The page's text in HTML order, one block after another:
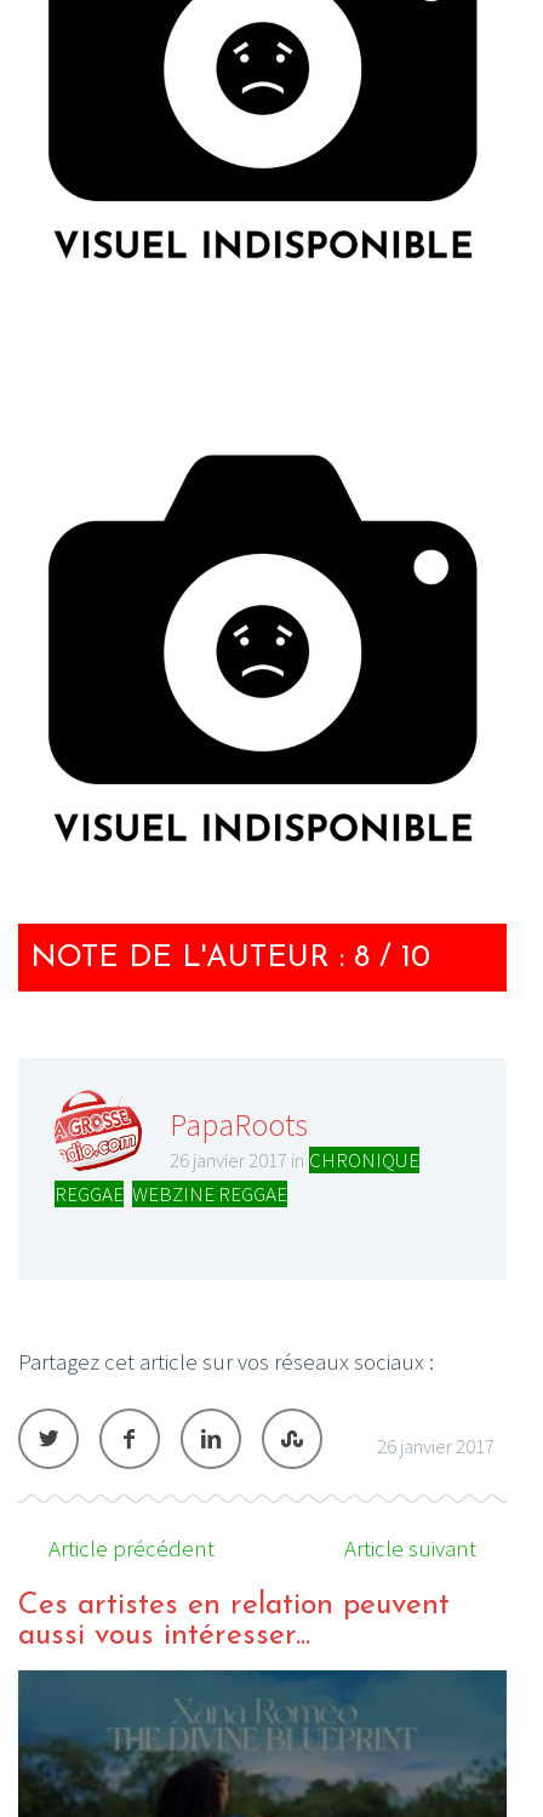
NOTE DE L'AUTEUR : 8 / 10
PapaRoots
26 janvier 2017 in CHRONIQUE
REGGAE WEBZINE REGGAE
Partagez cet article sur vos réseaux sociaux :
26 janvier 2017
Article précédent Article suivant
Ces artistes en relation peuvent
aussi vous intéresser...